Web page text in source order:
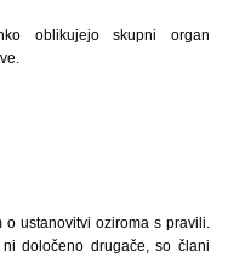
oblikujejo skupni organ
ustanovitvi oziroma s pravili.
določeno drugače, so člani